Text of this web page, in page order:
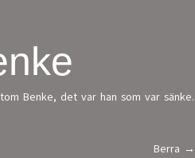
Benke, det var han som var sänke.
Berra →